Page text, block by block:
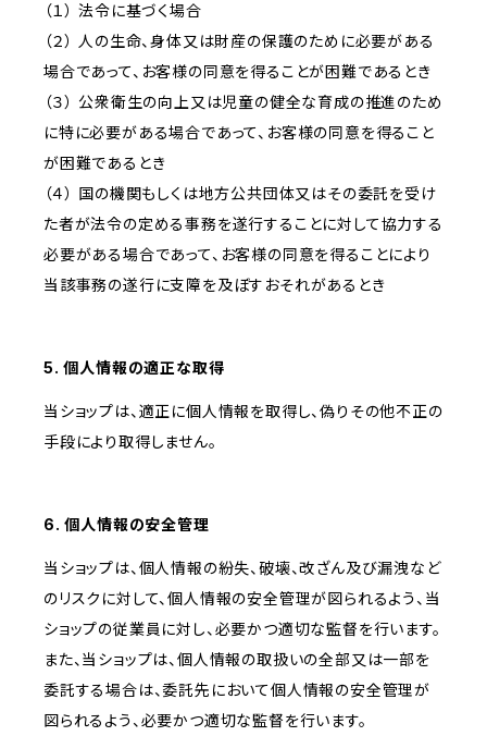
（１） 法令に基づく場合
（２） 人の生命、身体又は財産の保護のために必要がある
場合であって、お客様の同意を得ることが困難であるとき
（３） 公衆衛生の向上又は児童の健全な育成の推進のため
に特に必要がある場合であって、お客様の同意を得ること
が困難であるとき
（４） 国の機関もしくは地方公共団体又はその委託を受け
た者が法令の定める事務を遂行することに対して協力する
必要がある場合であって、お客様の同意を得ることにより
当該事務の遂行に支障を及ぼすおそれがあるとき
5. 個人情報の適正な取得
当ショップは、適正に個人情報を取得し、偽りその他不正の
手段により取得しません。
6. 個人情報の安全管理
当ショップは、個人情報の紛失、破壊、改ざん及び漏洩など
のリスクに対して、個人情報の安全管理が図られるよう、当
ショップの従業員に対し、必要かつ適切な監督を行います。
また、当ショップは、個人情報の取扱いの全部又は一部を
委託する場合は、委託先において個人情報の安全管理が
図られるよう、必要かつ適切な監督を行います。